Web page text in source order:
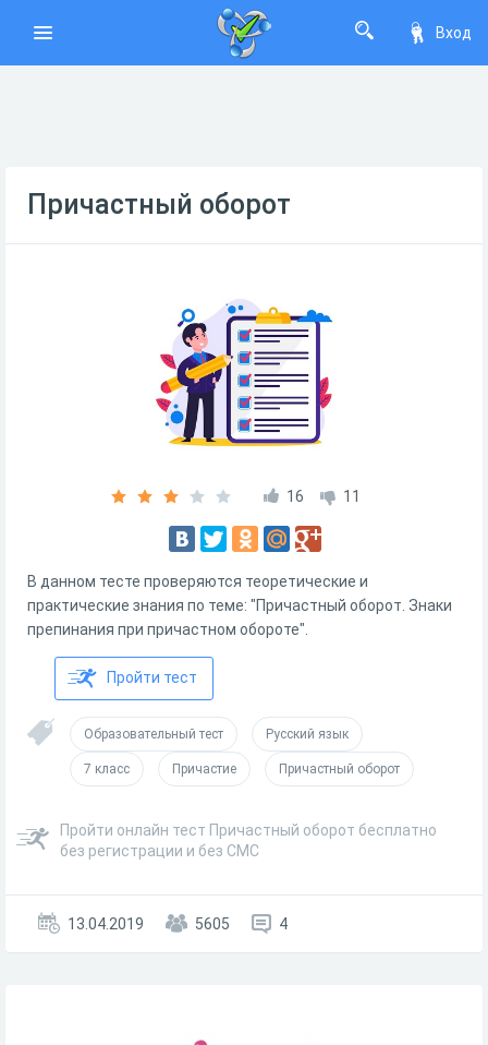
Вход
Причастный оборот
16 11
В данном тесте проверяются теоретические и
практические знания по теме: "Причастный оборот. Знаки
препинания при причастном обороте".
Пройти тест
Образовательный тест Русский язык
7 класс Причастие Причастный оборот
Пройти онлайн тест Причастный оборот бесплатно
без регистрации и без СМС
13.04.2019 5605 4